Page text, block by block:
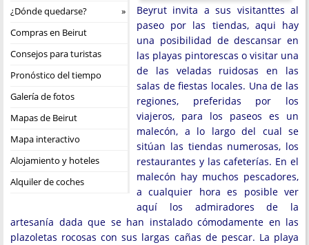
¿Dónde quedarse?
Compras en Beirut
Consejos para turistas
Pronóstico del tiempo
Galería de fotos
Mapas de Beirut
Mapa interactivo
Alojamiento y hoteles
Alquiler de coches
Beyrut invita a sus visitanttes al
paseo por las tiendas, aqui hay
una posibilidad de descansar en
las playas pintorescas o visitar una
de las veladas ruidosas en las
salas de fiestas locales. Una de las
regiones, preferidas por los
viajeros, para los paseos es un
malecón, a lo largo del cual se
sitúan las tiendas numerosas, los
restaurantes y las cafeterías. En el
malecón hay muchos pescadores,
a cualquier hora es posible ver
aquí los admiradores de la
artesanía dada que se han instalado cómodamente en las
plazoletas rocosas con sus largas cañas de pescar. La playa